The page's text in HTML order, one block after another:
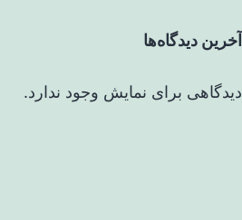
آخرین دیدگاه‌ها
دیدگاهی برای نمایش وجود ندارد.